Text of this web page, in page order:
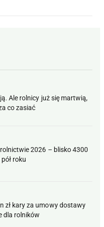
Ale rolnicy już się martwią,
co zasiać
2026 – blisko 4300
roku
zł kary za umowy dostawy
dla rolników